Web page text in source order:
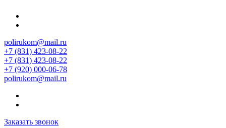
polirukom@mail.ru
+7 (831) 423-08-22
+7 (831) 423-08-22
+7 (920) 000-06-78
polirukom@mail.ru
Заказать звонок